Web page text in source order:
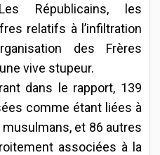
Républicains, les
relatifs à l’infiltration
des Frères
vive stupeur.
dans le rapport, 139
comme étant liées à
musulmans, et 86 autres
associées à la